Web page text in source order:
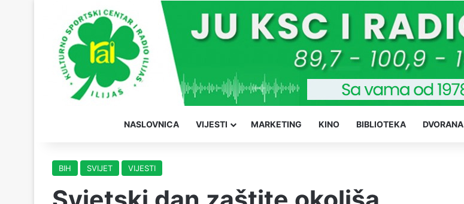
NASLOVNICA VIJESTI MARKETING KINO BIBLIOTEKA DVORANA
BIH SVIJET VIJESTI